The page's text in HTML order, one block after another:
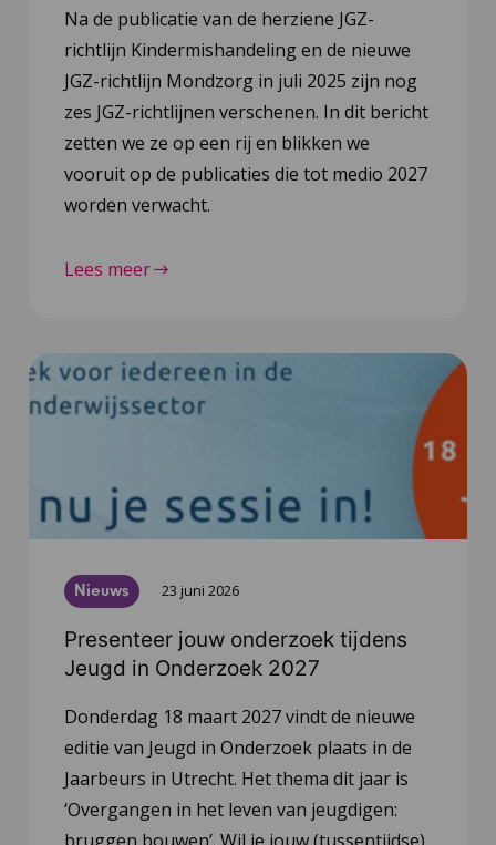
Na de publicatie van de herziene JGZ-
richtlijn Kindermishandeling en de nieuwe
JGZ-richtlijn Mondzorg in juli 2025 zijn nog
zes JGZ-richtlijnen verschenen. In dit bericht
zetten we ze op een rij en blikken we
vooruit op de publicaties die tot medio 2027
worden verwacht.
Lees meer
Nieuws 23 juni 2026
Presenteer jouw onderzoek tijdens
Jeugd in Onderzoek 2027
Donderdag 18 maart 2027 vindt de nieuwe
editie van Jeugd in Onderzoek plaats in de
Jaarbeurs in Utrecht. Het thema dit jaar is
‘Overgangen in het leven van jeugdigen:
bruggen bouwen’. Wil je jouw (tussentijdse)